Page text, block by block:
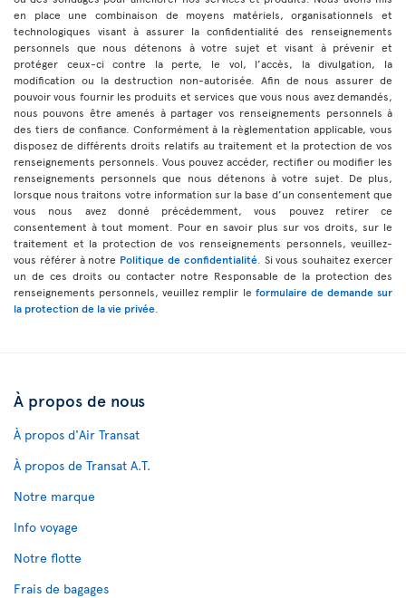
en place une combinaison de moyens matériels, organisationnels et
technologiques visant à assurer la confidentialité des renseignements
personnels que nous détenons à votre sujet et visant à prévenir et
protéger ceux-ci contre la perte, le vol, l’accès, la divulgation, la
modification ou la destruction non-autorisée. Afin de nous assurer de
pouvoir vous fournir les produits et services que vous nous avez demandés,
nous pouvons être amenés à partager vos renseignements personnels à
des tiers de confiance. Conformément à la règlementation applicable, vous
disposez de différents droits relatifs au traitement et la protection de vos
renseignements personnels. Vous pouvez accéder, rectifier ou modifier les
renseignements personnels que nous détenons à votre sujet. De plus,
lorsque nous traitons votre information sur la base d’un consentement que
vous nous avez donné précédemment, vous pouvez retirer ce
consentement à tout moment. Pour en savoir plus sur vos droits, sur le
traitement et la protection de vos renseignements personnels, veuillez-
vous référer à notre Politique de confidentialité. Si vous souhaitez exercer
un de ces droits ou contacter notre Responsable de la protection des
renseignements personnels, veuillez remplir le formulaire de demande sur
la protection de la vie privée
À propos de nous
À propos d'Air Transat
À propos de Transat A.T.
Notre marque
Info voyage
Notre flotte
Frais de bagages